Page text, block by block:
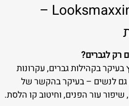
לוקסמקסינג Looksmaxxing –
רק לגברים?
בקהילות גברים, עקרונות
גם לנשים – בעיקר בהקשר של
שיפור עור הפנים, וחיטוב קו הלסת.